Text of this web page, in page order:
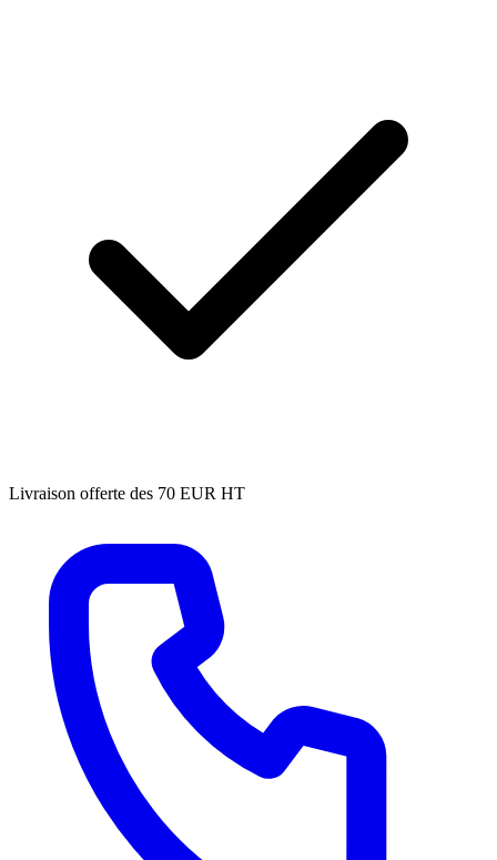
Livraison offerte des 70 EUR HT